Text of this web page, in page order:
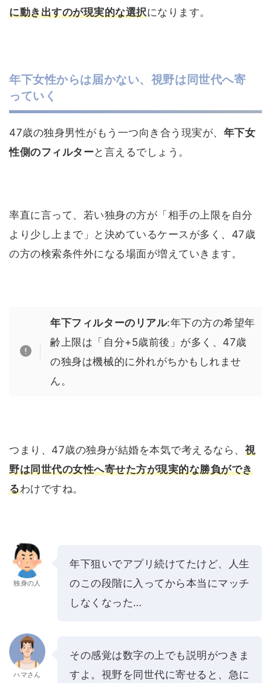
に動き出すのが現実的な選択になります。
年下女性からは届かない、視野は同世代へ寄
っていく
47歳の独身男性がもう一つ向き合う現実が、 年下女
性側のフィルターと言えるでしょう。
率直に言って、若い独身の方が「相手の上限を自分
より少し上まで」と決めているケースが多く、47歳
の方の検索条件外になる場面が増えていきます。
年下フィルターのリアル:年下の方の希望年
齢上限は「自分+5歳前後」が多く、47歳
の独身は機械的に外れがちかもしれませ
ん。
つまり、47歳の独身が結婚を本気で考えるなら、 視
野は同世代の女性へ寄せた方が現実的な勝負ができ
るわけですね。
独身の人
年下狙いでアプリ続けてたけど、人生
のこの段階に入ってから本当にマッチ
しなくなった…
ハマさん
その感覚は数字の上でも説明がつきま
すよ。視野を同世代に寄せると、急に